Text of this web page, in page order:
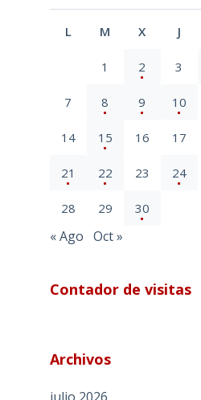
L M X J
1 2 3
7 8 9 10
14 15 16 17
21 22 23 24
28 29 30
« Ago Oct »
Contador de visitas
Archivos